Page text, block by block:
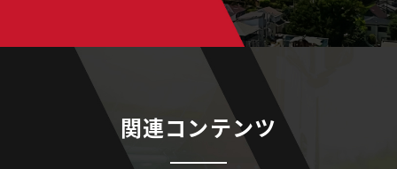
関連コンテンツ